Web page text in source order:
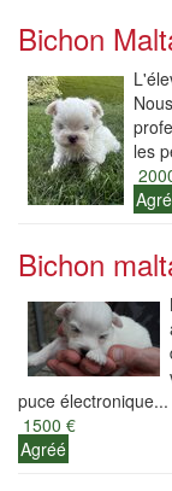
Bichon
les
Bichon
puce électronique...
1500 €
Agréé